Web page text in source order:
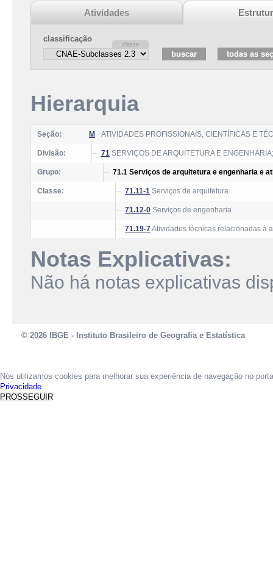
Atividades
classificação
Hierarquia
Seção: M ATIVIDADES PROFISSIONAIS, CIENTÍFICAS E
Divisão: 71 SERVIÇOS DE ARQUITETURA E
Grupo: 71.1 Serviços de arquitetura e engenharia e
Classe: 71.11-1 Serviços de arquitetura
71.12-0 Serviços de engenharia
71.19-7Atividades técnicas relacionadas à
Notas Explicativas:
Não há notas explicativas
© 2026 IBGE - Instituto Brasileiro de Geografia e Estatística
Nós utilizamos cookies para melhorar sua experiência de navegação no
Privacidade.
PROSSEGUIR